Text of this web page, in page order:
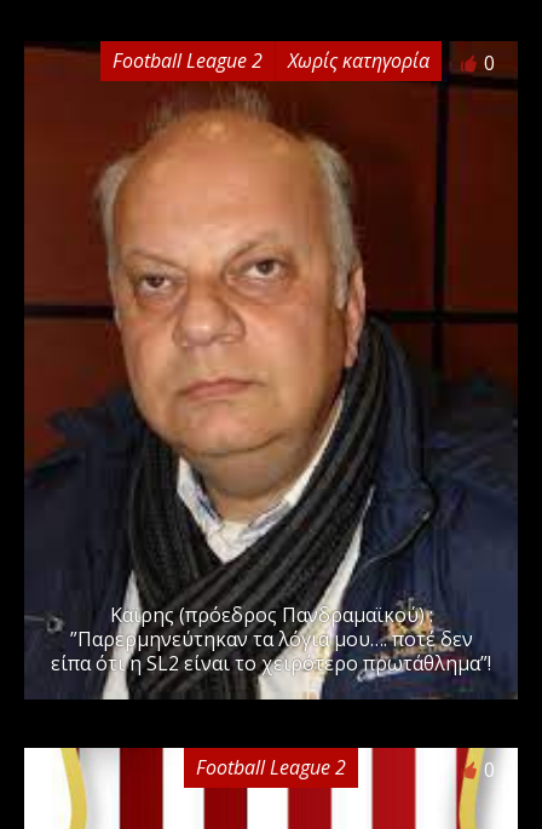
Football League 2 Χωρίς κατηγορία 0
Καϊρης (πρόεδρος Πανδραμαϊκού) :
”Παρερμηνεύτηκαν τα λόγια μου…. ποτέ δεν
είπα ότι η SL2 είναι το χειρότερο πρωτάθλημα”!
Football League 2 0